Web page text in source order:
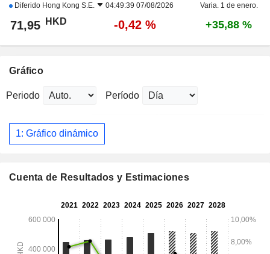
Diferido Hong Kong S.E. 04:49:39 07/08/2026 Varia. 1 de enero.
71,95 HKD -0,42 % +35,88 %
Gráfico
Periodo Período
1: Gráfico dinámico
Cuenta de Resultados y Estimaciones